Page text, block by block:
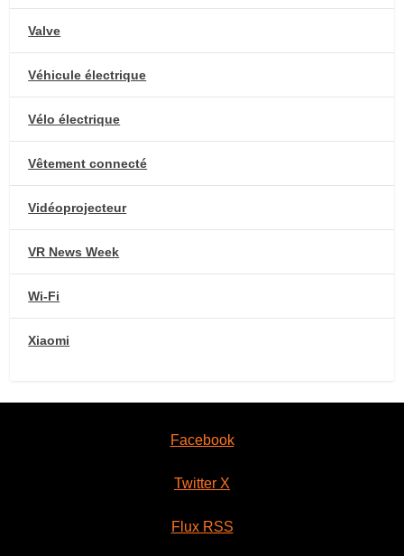
Valve
Véhicule électrique
Vélo électrique
Vêtement connecté
Vidéoprojecteur
VR News Week
Wi-Fi
Xiaomi
Facebook
Twitter X
Flux RSS